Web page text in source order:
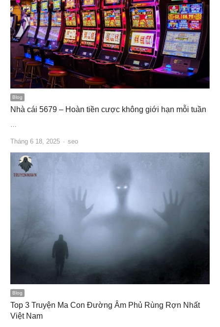
Blog
Nhà cái 5679 – Hoàn tiền cược không giới hạn mỗi tuần
Tháng 6 18, 2025 Author
seo
Blog
Top 3 Truyện Ma Con Đường Âm Phủ Rùng Rợn Nhất
Việt Nam